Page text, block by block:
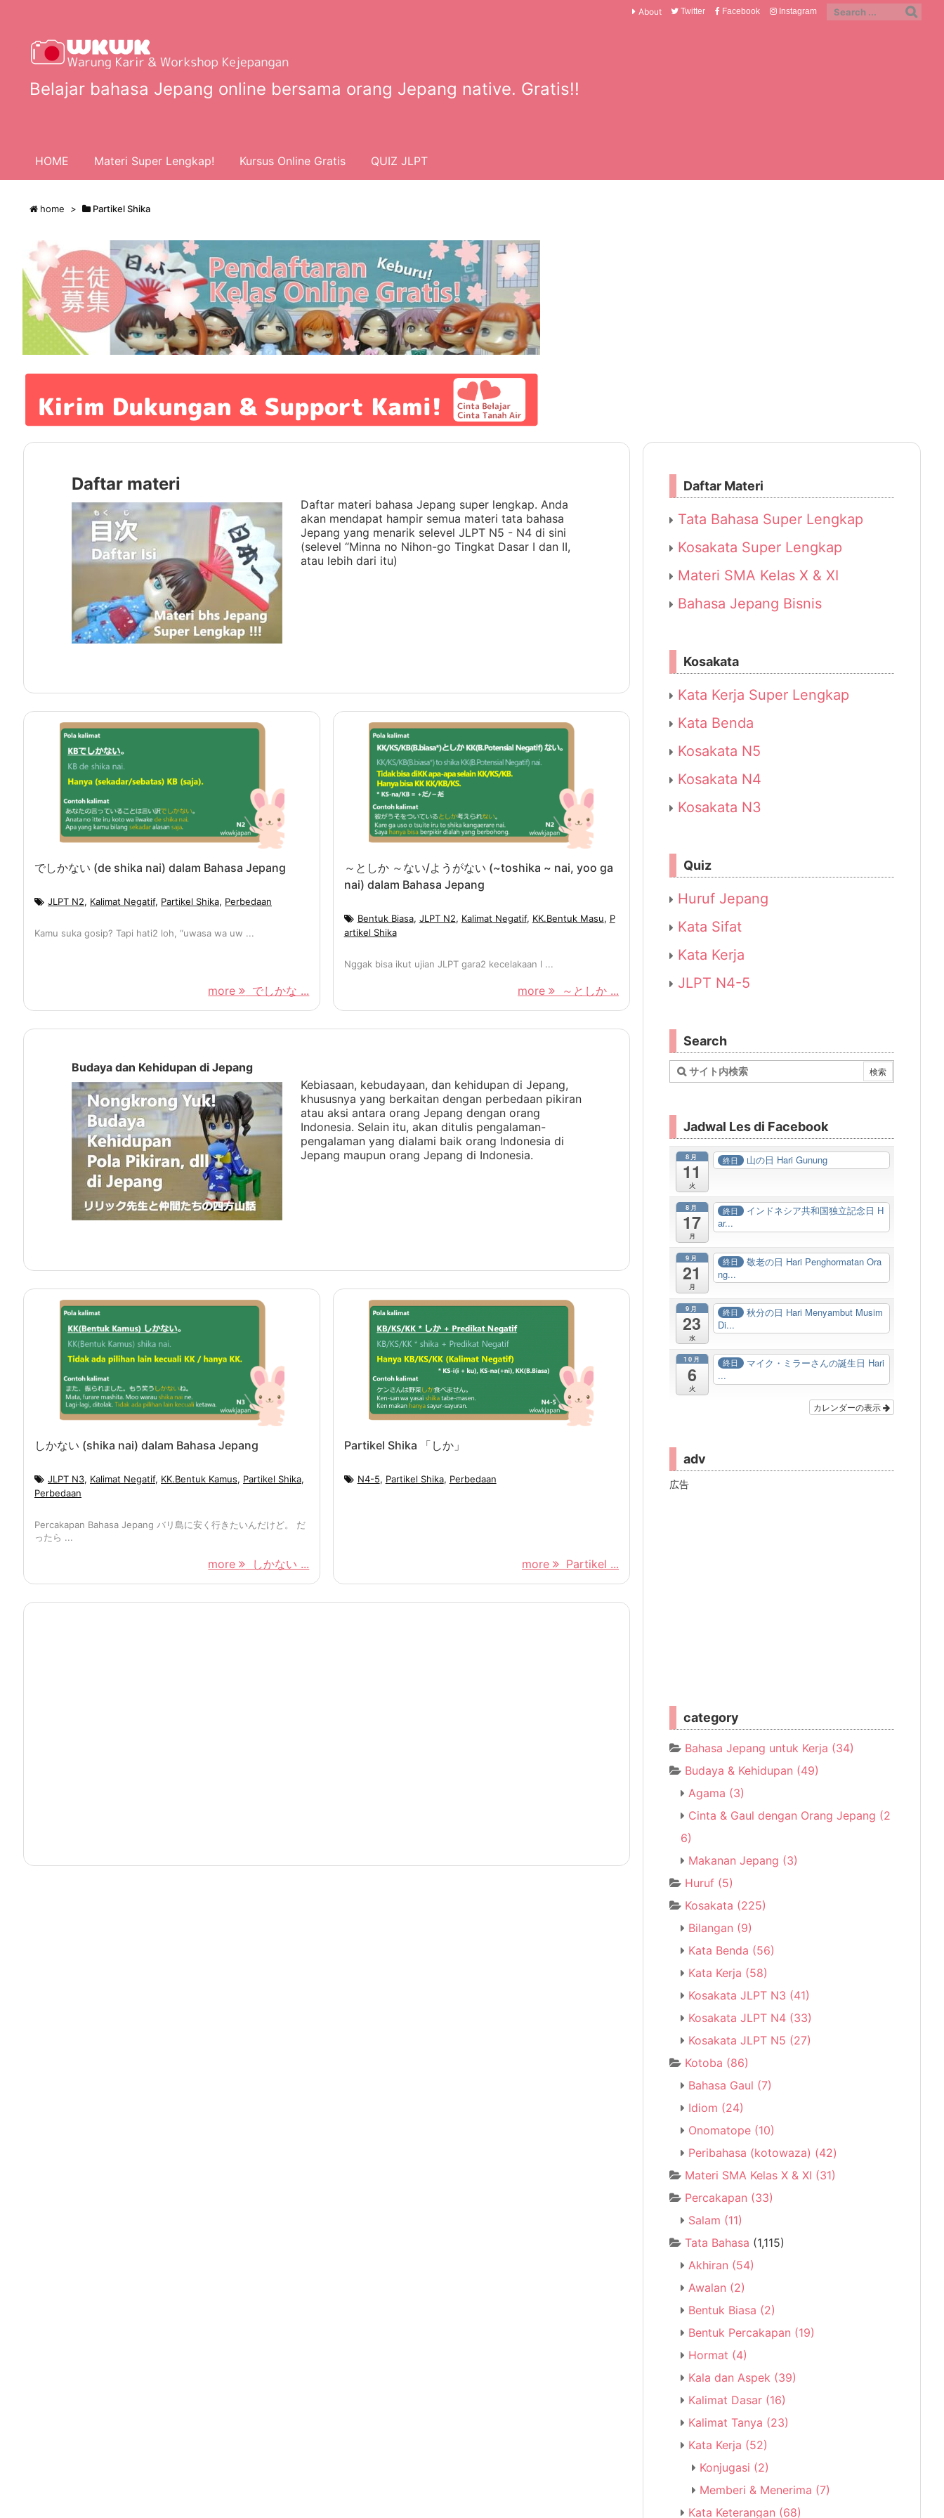
Belajar bahasa Jepang online bersama orang Jepang native. Gratis!!
HOME Materi Super Lengkap! Kursus Online Gratis QUIZ JLPT
About Twitter Facebook Instagram
home > Partikel Shika
Daftar materi
Daftar materi bahasa Jepang super lengkap. Anda
akan mendapat hampir semua materi tata bahasa
Jepang yang menarik selevel JLPT N5 - N4 di sini
(selevel “Minna no Nihon-go Tingkat Dasar I dan II,
atau lebih dari itu)
でしかない (de shika nai) dalam Bahasa Jepang
JLPT N2, Kalimat Negatif, Partikel Shika, Perbedaan
Kamu suka gosip? Tapi hati2 loh, “uwasa wa uw ...
more でしかな ...
～としか ～ない/ようがない (~toshika ~ nai, yoo ga
nai) dalam Bahasa Jepang
Bentuk Biasa, JLPT N2, Kalimat Negatif, KK.Bentuk Masu, P
artikel Shika
Nggak bisa ikut ujian JLPT gara2 kecelakaan l ...
more ～としか ...
Budaya dan Kehidupan di Jepang
Kebiasaan, kebudayaan, dan kehidupan di Jepang,
khususnya yang berkaitan dengan perbedaan pikiran
atau aksi antara orang Jepang dengan orang
Indonesia. Selain itu, akan ditulis pengalaman-
pengalaman yang dialami baik orang Indonesia di
Jepang maupun orang Jepang di Indonesia.
しかない (shika nai) dalam Bahasa Jepang
JLPT N3, Kalimat Negatif, KK.Bentuk Kamus, Partikel Shika,
Perbedaan
Percakapan Bahasa Jepang バリ島に安く行きたいんだけど。 だ
ったら ...
more しかない ...
Partikel Shika 「しか」
N4-5, Partikel Shika, Perbedaan
more Partikel ...
Daftar Materi
Tata Bahasa Super Lengkap
Kosakata Super Lengkap
Materi SMA Kelas X & XI
Bahasa Jepang Bisnis
Kosakata
Kata Kerja Super Lengkap
Kata Benda
Kosakata N5
Kosakata N4
Kosakata N3
Quiz
Huruf Jepang
Kata Sifat
Kata Kerja
JLPT N4-5
Search
Jadwal Les di Facebook
8月
11
火
終日 山の日 Hari Gunung
8月
17
月
終日
インドネシア共和国独立記念日 H
ar...
9月
21
月
終日
敬老の日 Hari Penghormatan Ora
ng...
9月
23
水
終日
秋分の日 Hari Menyambut Musim
Di...
10月
6
火
終日
マイク・ミラーさんの誕生日 Hari
...
カレンダーの表示
adv
広告
category
Bahasa Jepang untuk Kerja (34)
Budaya & Kehidupan (49)
Agama (3)
Cinta & Gaul dengan Orang Jepang (2
6)
Makanan Jepang (3)
Huruf (5)
Kosakata (225)
Bilangan (9)
Kata Benda (56)
Kata Kerja (58)
Kosakata JLPT N3 (41)
Kosakata JLPT N4 (33)
Kosakata JLPT N5 (27)
Kotoba (86)
Bahasa Gaul (7)
Idiom (24)
Onomatope (10)
Peribahasa (kotowaza) (42)
Materi SMA Kelas X & XI (31)
Percakapan (33)
Salam (11)
Tata Bahasa (1,115)
Akhiran (54)
Awalan (2)
Bentuk Biasa (2)
Bentuk Percakapan (19)
Hormat (4)
Kala dan Aspek (39)
Kalimat Dasar (16)
Kalimat Tanya (23)
Kata Kerja (52)
Konjugasi (2)
Memberi & Menerima (7)
Kata Keterangan (68)